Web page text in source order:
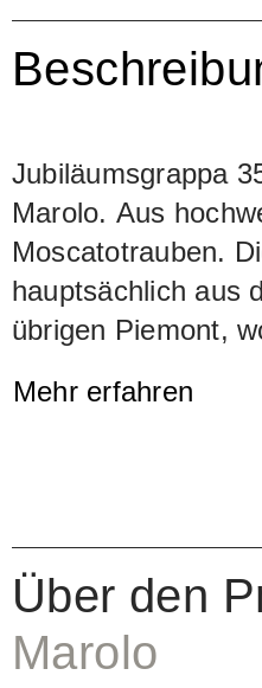
Jubiläumsgrappa
Marolo. Aus
Moscatotrauben.
hauptsächlich aus
übrigen Piemont,
verarbeitet wird.
sein leuchtende
intensive Aromatik
Gewürze, trockene
Mehr erfahren
Über den
Marolo